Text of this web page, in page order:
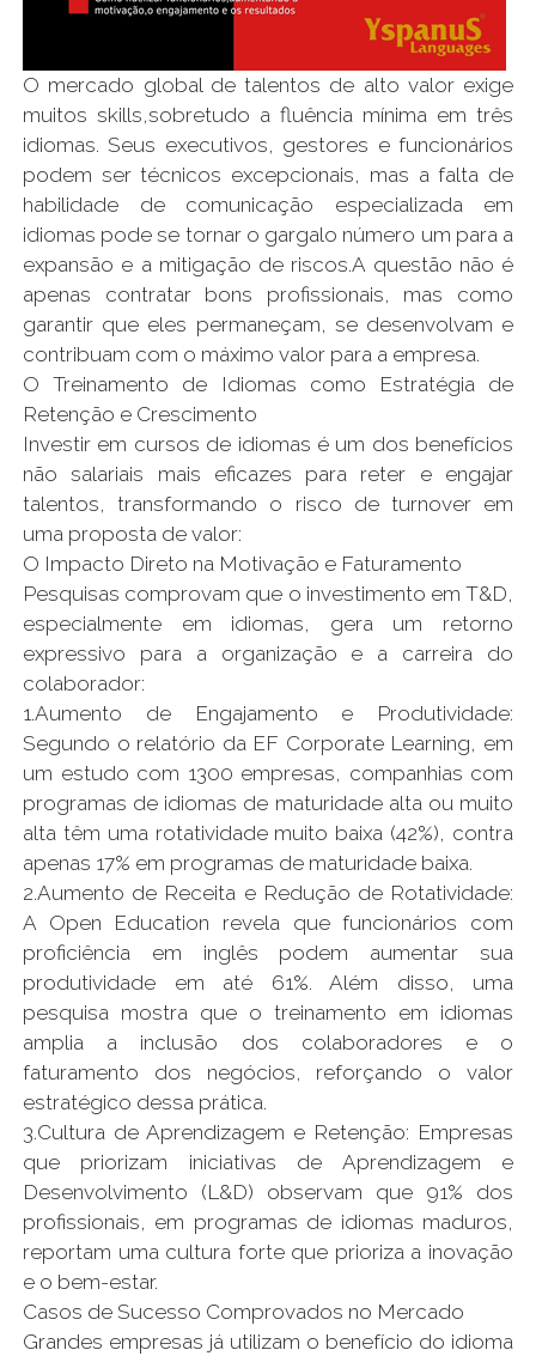
O mercado global de talentos de alto valor exige
muitos skills,sobretudo a fluência mínima em três
idiomas. Seus executivos, gestores e funcionários
podem ser técnicos excepcionais, mas a falta de
habilidade de comunicação especializada em
idiomas pode se tornar o gargalo número um para a
expansão e a mitigação de riscos.A questão não é
apenas contratar bons profissionais, mas como
garantir que eles permaneçam, se desenvolvam e
contribuam com o máximo valor para a empresa.
O Treinamento de Idiomas como Estratégia de
Retenção e Crescimento
Investir em cursos de idiomas é um dos benefícios
não salariais mais eficazes para reter e engajar
talentos, transformando o risco de turnover em
uma proposta de valor:
O Impacto Direto na Motivação e Faturamento
Pesquisas comprovam que o investimento em T&D,
especialmente em idiomas, gera um retorno
expressivo para a organização e a carreira do
colaborador:
1.Aumento de Engajamento e Produtividade:
Segundo o relatório da EF Corporate Learning, em
um estudo com 1300 empresas, companhias com
programas de idiomas de maturidade alta ou muito
alta têm uma rotatividade muito baixa (42%), contra
apenas 17% em programas de maturidade baixa.
2.Aumento de Receita e Redução de Rotatividade:
A Open Education revela que funcionários com
proficiência em inglês podem aumentar sua
produtividade em até 61%. Além disso, uma
pesquisa mostra que o treinamento em idiomas
amplia a inclusão dos colaboradores e o
faturamento dos negócios, reforçando o valor
estratégico dessa prática.
3.Cultura de Aprendizagem e Retenção: Empresas
que priorizam iniciativas de Aprendizagem e
Desenvolvimento (L&D) observam que 91% dos
profissionais, em programas de idiomas maduros,
reportam uma cultura forte que prioriza a inovação
e o bem-estar.
Casos de Sucesso Comprovados no Mercado
Grandes empresas já utilizam o benefício do idioma